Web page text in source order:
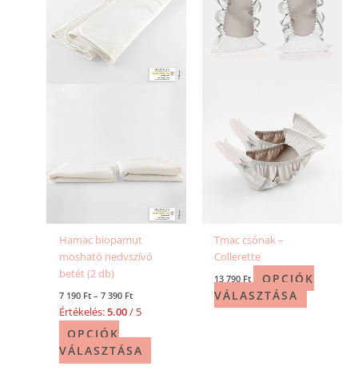
Hamac biopamut
mosható nedvszívó
betét (2 db)
7 190 Ft – 7 390 Ft
Értékelés:5.00/ 5
OPCIÓK
VÁLASZTÁSA
variációja
változatok
a
Tmac csónak –
Collerette
13 790 Ft
OPCIÓK
VÁLASZTÁSA
variációja
van.
A
ki